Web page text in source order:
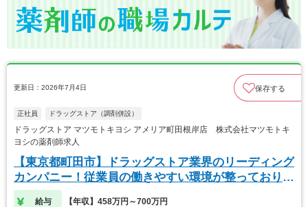
更新日：2026年7月4日 保存する
正社員 ドラッグストア（調剤併設）
ドラッグストア マツモトキヨシ アメリア町田根岸店 株式会社マツモトキ
ヨシの薬剤師求人
【東京都町田市】ドラッグストア業界のリーディング
カンパニー！従業員の働きやすい環境が整っておりま
す！
給与 【年収】458万円～700万円